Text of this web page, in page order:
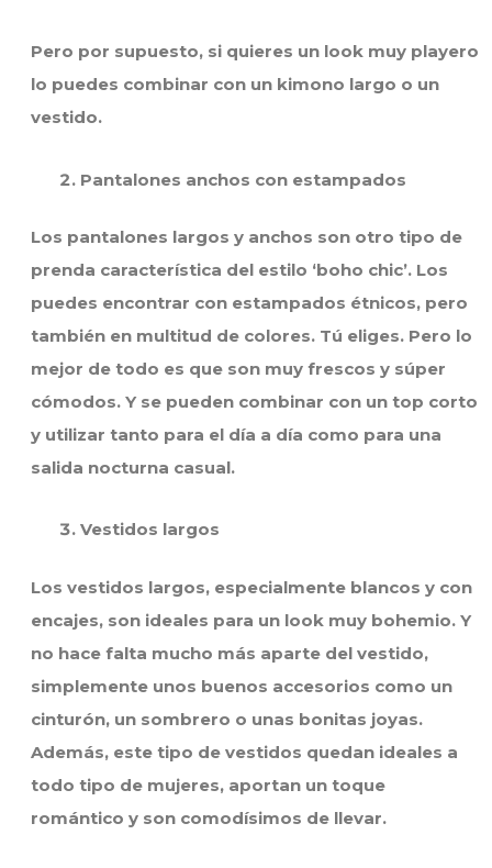
Pero por supuesto, si quieres un look muy playero
lo puedes combinar con un kimono largo o un
vestido.
Pantalones anchos con estampados
Los pantalones largos y anchos son otro tipo de
prenda característica del estilo ‘boho chic’. Los
puedes encontrar con estampados étnicos, pero
también en multitud de colores. Tú eliges. Pero lo
mejor de todo es que son muy frescos y súper
cómodos. Y se pueden combinar con un top corto
y utilizar tanto para el día a día como para una
salida nocturna casual.
Vestidos largos
Los vestidos largos, especialmente blancos y con
encajes, son ideales para un look muy bohemio. Y
no hace falta mucho más aparte del vestido,
simplemente unos buenos accesorios como un
cinturón, un sombrero o unas bonitas joyas.
Además, este tipo de vestidos quedan ideales a
todo tipo de mujeres, aportan un toque
romántico y son comodísimos de llevar.